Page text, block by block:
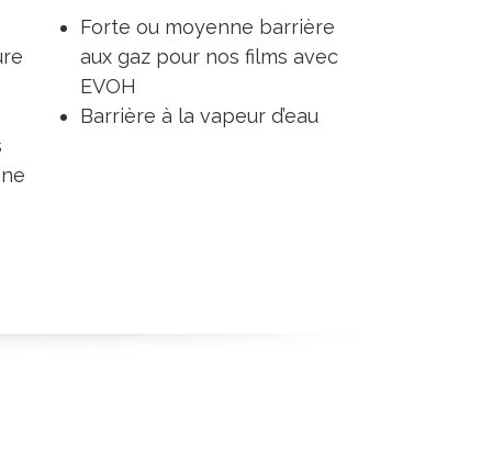
Forte ou moyenne barrière
aux gaz pour nos films avec
EVOH
Barrière à la vapeur d’eau